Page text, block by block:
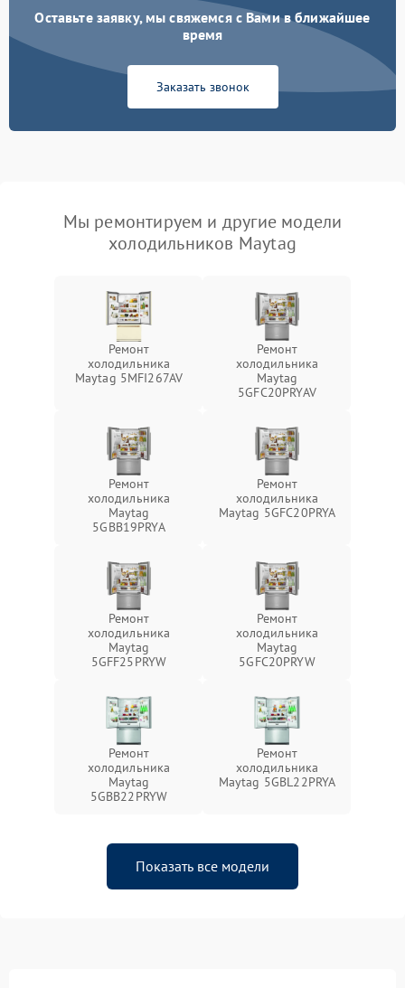
Оставьте заявку, мы свяжемся с Вами в ближайшее
время
Заказать звонок
Мы ремонтируем и другие модели
холодильников Maytag
Ремонт
холодильника
Maytag 5MFI267AV
Ремонт
холодильника
Maytag
5GFC20PRYAV
Ремонт
холодильника
Maytag
5GBB19PRYA
Ремонт
холодильника
Maytag 5GFC20PRYA
Ремонт
холодильника
Maytag
5GFF25PRYW
Ремонт
холодильника
Maytag
5GFC20PRYW
Ремонт
холодильника
Maytag
5GBB22PRYW
Ремонт
холодильника
Maytag 5GBL22PRYA
Показать все модели